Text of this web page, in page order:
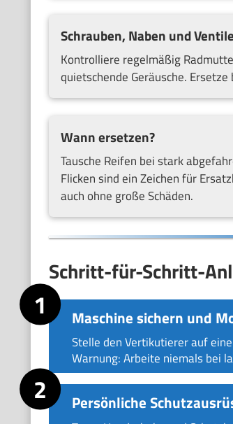
Schrauben, Naben und
Kontrolliere regelmäßig
quietschende Geräusche.
Wann ersetzen?
Tausche Reifen bei stark
Flicken sind ein Zeichen für
auch ohne große Schäden.
Schritt-für-Schritt-
Maschine sichern und
Stelle den Vertikutierer auf
Warnung: Arbeite niemals bei
Persönliche